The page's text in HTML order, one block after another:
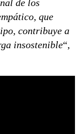
de los
que
contribuye a
insostenible“,